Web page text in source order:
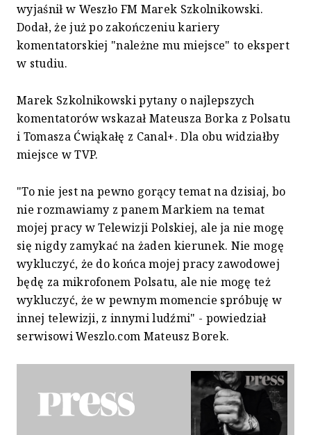
wyjaśnił w Weszło FM Marek Szkolnikowski.
Dodał, że już po zakończeniu kariery
komentatorskiej "należne mu miejsce" to ekspert
w studiu.
Marek Szkolnikowski pytany o najlepszych
komentatorów wskazał Mateusza Borka z Polsatu
i Tomasza Ćwiąkałę z Canal+. Dla obu widziałby
miejsce w TVP.
"To nie jest na pewno gorący temat na dzisiaj, bo
nie rozmawiamy z panem Markiem na temat
mojej pracy w Telewizji Polskiej, ale ja nie mogę
się nigdy zamykać na żaden kierunek. Nie mogę
wykluczyć, że do końca mojej pracy zawodowej
będę za mikrofonem Polsatu, ale nie mogę też
wykluczyć, że w pewnym momencie spróbuję w
innej telewizji, z innymi ludźmi" - powiedział
serwisowi Weszlo.com Mateusz Borek.